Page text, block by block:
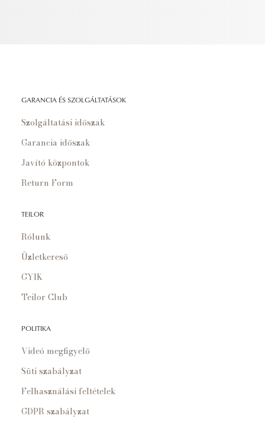
GARANCIA ÉS SZOLGÁLTATÁSOK
Szolgáltatási időszak
Garancia időszak
Javító központok
Return Form
TEILOR
Rólunk
Üzletkereső
GYIK
Teilor Club
POLITIKA
Videó megfigyelő
Süti szabályzat
Felhasználási feltételek
GDPR szabályzat